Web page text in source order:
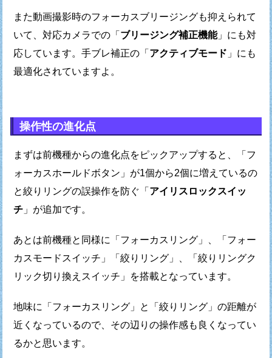
また動画撮影時のフォーカスブリージングも抑えられて
いて、 対応カメラでの「 ブリージング補正機能」にも対
応しています。 手ブレ補正の「 アクティブモード 」にも
最適化されていますよ。
操作性の進化点
まずは前機種からの進化点をピックアップすると、
「フ
ォーカスホールドボタン」が1個から2個に増えているの
と絞りリングの誤操作を防ぐ「 アイリスロックスイッ
チ」が追加です。
あとは前機種と同様に「フォーカスリング」、「フォー
カスモードスイッチ」
「絞りリング」、「絞りリングク
リック切り換えスイッチ」を搭載となっています。
地味に「フォーカスリング」と「絞りリング」の距離が
近くなっているので、 その辺りの操作感も良くなってい
るかと思います。